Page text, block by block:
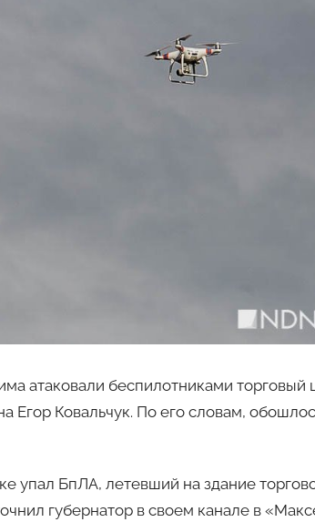
атаковали беспилотниками торговый
Егор Ковальчук. По его словам,
упал БпЛА, летевший на здание
губернатор в своем канале в